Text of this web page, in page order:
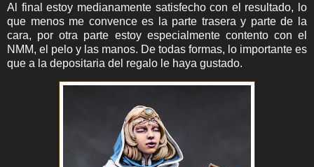
Al final estoy medianamente satisfecho con el resultado, lo
que menos me convence es la parte trasera y parte de la
cara, por otra parte estoy especialmente contento con el
NMM, el pelo y las manos. De todas formas, lo importante es
que a la depositaria del regalo le haya gustado.